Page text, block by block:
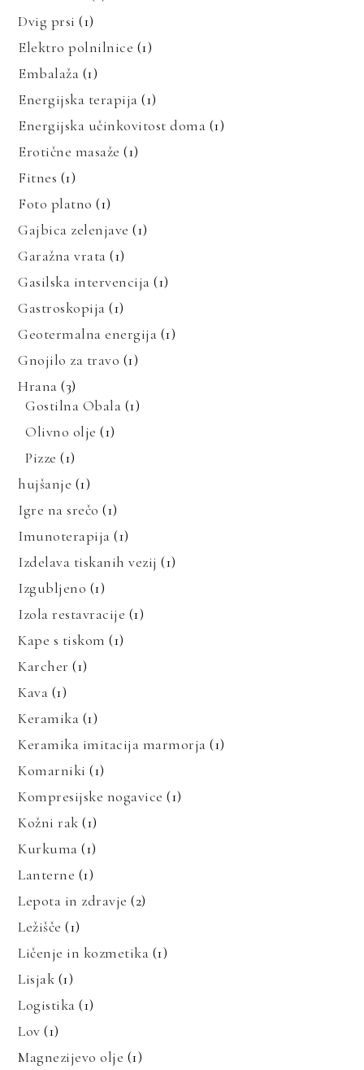
Dvig prsi (1)
Elektro polnilnice (1)
Embalaža (1)
Energijska terapija (1)
Energijska učinkovitost doma (1)
Erotične masaže (1)
Fitnes (1)
Foto platno (1)
Gajbica zelenjave (1)
Garažna vrata (1)
Gasilska intervencija (1)
Gastroskopija (1)
Geotermalna energija (1)
Gnojilo za travo (1)
Hrana (3)
Gostilna Obala (1)
Olivno olje (1)
Pizze (1)
hujšanje (1)
Igre na srečo (1)
Imunoterapija (1)
Izdelava tiskanih vezij (1)
Izgubljeno (1)
Izola restavracije (1)
Kape s tiskom (1)
Karcher (1)
Kava (1)
Keramika (1)
Keramika imitacija marmorja (1)
Komarniki (1)
Kompresijske nogavice (1)
Kožni rak (1)
Kurkuma (1)
Lanterne (1)
Lepota in zdravje (2)
Ležišče (1)
Ličenje in kozmetika (1)
Lisjak (1)
Logistika (1)
Lov (1)
Magnezijevo olje (1)